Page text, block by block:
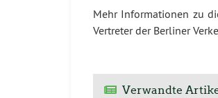
Mehr Informationen zu
Vertreter der Berliner
Verwandte